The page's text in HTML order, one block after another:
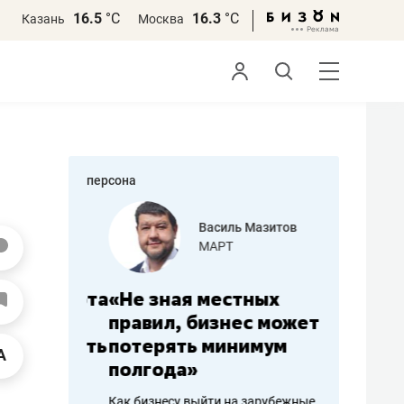
Казань 16.5 °С Москва 16.3 °С
персона
работа
Василь Мазитов
МАРТ
«Не зная местных
правил, бизнес может
потерять минимум
полгода»